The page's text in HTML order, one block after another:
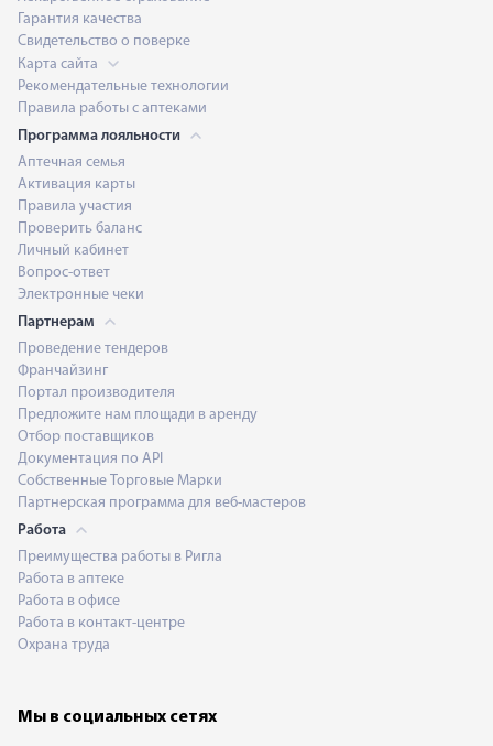
Гарантия качества
Свидетельство о поверке
Карта сайта
Рекомендательные технологии
Правила работы с аптеками
Программа лояльности
Аптечная семья
Активация карты
Правила участия
Проверить баланс
Личный кабинет
Вопрос-ответ
Электронные чеки
Партнерам
Проведение тендеров
Франчайзинг
Портал производителя
Предложите нам площади в аренду
Отбор поставщиков
Документация по API
Собственные Торговые Марки
Партнерская программа для веб-мастеров
Работа
Преимущества работы в Ригла
Работа в аптеке
Работа в офисе
Работа в контакт-центре
Охрана труда
Мы в социальных сетях